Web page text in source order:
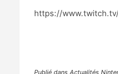
https://
Publié dans Actualités